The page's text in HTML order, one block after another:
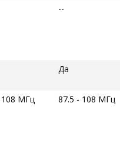
--
Да
108 МГц 87.5 - 108 МГц